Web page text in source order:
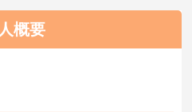
概要